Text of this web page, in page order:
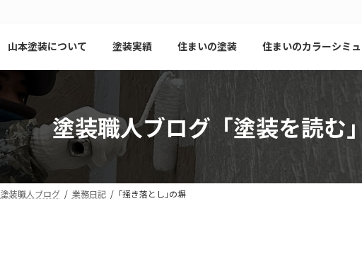
山本塗装について 塗装実績 住まいの塗装 住まいのカラーシミ
塗装職人ブログ「塗装を読む」
塗装職人ブログ 業務日記 ｢掻き落とし｣の塀